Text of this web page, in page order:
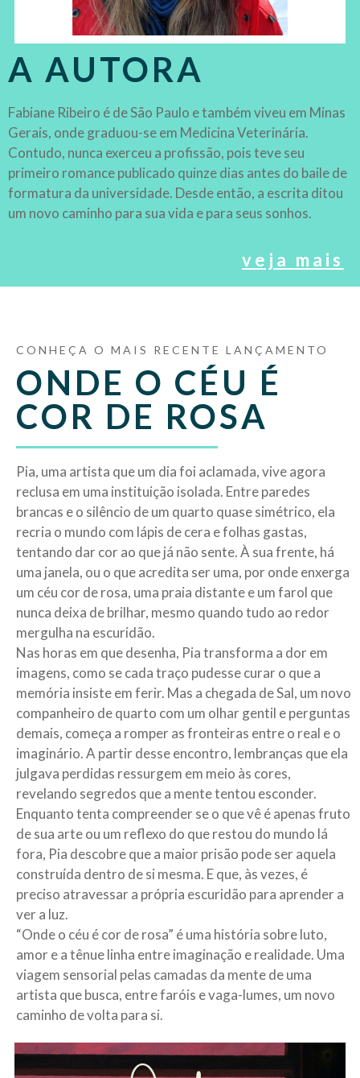
A AUTORA
Fabiane Ribeiro é de São Paulo e também viveu em Minas
Gerais, onde graduou-se em Medicina Veterinária.
Contudo, nunca exerceu a profissão, pois teve seu
primeiro romance publicado quinze dias antes do baile de
formatura da universidade. Desde então, a escrita ditou
um novo caminho para sua vida e para seus sonhos.
veja mais
CONHEÇA O MAIS RECENTE LANÇAMENTO
ONDE O CÉU É
COR DE ROSA
Pia, uma artista que um dia foi aclamada, vive agora
reclusa em uma instituição isolada. Entre paredes
brancas e o silêncio de um quarto quase simétrico, ela
recria o mundo com lápis de cera e folhas gastas,
tentando dar cor ao que já não sente. À sua frente, há
uma janela, ou o que acredita ser uma, por onde enxerga
um céu cor de rosa, uma praia distante e um farol que
nunca deixa de brilhar, mesmo quando tudo ao redor
mergulha na escuridão.
Nas horas em que desenha, Pia transforma a dor em
imagens, como se cada traço pudesse curar o que a
memória insiste em ferir. Mas a chegada de Sal, um novo
companheiro de quarto com um olhar gentil e perguntas
demais, começa a romper as fronteiras entre o real e o
imaginário. A partir desse encontro, lembranças que ela
julgava perdidas ressurgem em meio às cores,
revelando segredos que a mente tentou esconder.
Enquanto tenta compreender se o que vê é apenas fruto
de sua arte ou um reflexo do que restou do mundo lá
fora, Pia descobre que a maior prisão pode ser aquela
construída dentro de si mesma. E que, às vezes, é
preciso atravessar a própria escuridão para aprender a
ver a luz.
“Onde o céu é cor de rosa” é uma história sobre luto,
amor e a tênue linha entre imaginação e realidade. Uma
viagem sensorial pelas camadas da mente de uma
artista que busca, entre faróis e vaga-lumes, um novo
caminho de volta para si.